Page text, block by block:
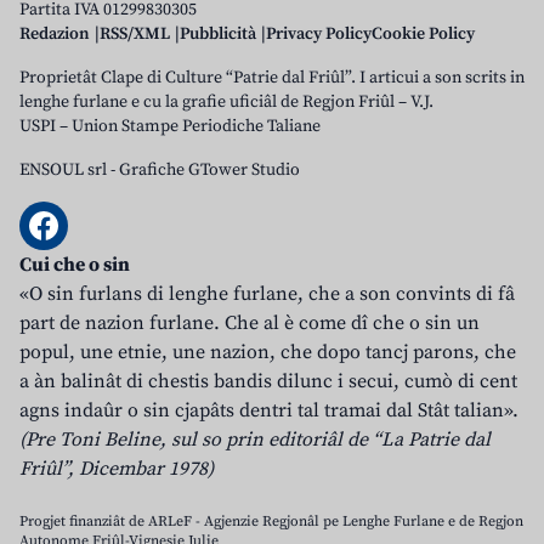
Partita IVA 01299830305
Redazion RSS/XML Pubblicità Privacy PolicyCookie Policy
Proprietât Clape di Culture “Patrie dal Friûl”. I articui a son scrits in
lenghe furlane e cu la grafie uficiâl de Regjon Friûl – V.J.
USPI – Union Stampe Periodiche Taliane
ENSOUL srl-Grafiche GTower Studio
Cui che o sin
«O sin furlans di lenghe furlane, che a son convints di fâ
part de nazion furlane. Che al è come dî che o sin un
popul, une etnie, une nazion, che dopo tancj parons, che
a àn balinât di chestis bandis dilunc i secui, cumò di cent
agns indaûr o sin cjapâts dentri tal tramai dal Stât talian».
(Pre Toni Beline, sul so prin editoriâl de “La Patrie dal
Friûl”, Dicembar 1978)
Progjet finanziât de ARLeF - Agjenzie Regjonâl pe Lenghe Furlane e de Regjon